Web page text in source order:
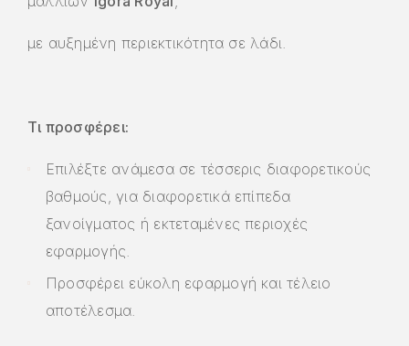
με αυξημένη περιεκτικότητα σε λάδι.
Τι προσφέρει:
Επιλέξτε ανάμεσα σε τέσσερις διαφορετικούς
βαθμούς, για διαφορετικά επίπεδα
ξανοίγματος ή εκτεταμένες περιοχές
εφαρμογής.
Προσφέρει εύκολη εφαρμογή και τέλειο
αποτέλεσμα.